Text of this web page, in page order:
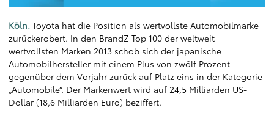
Köln. Toyota hat die Position als wertvollste Automobilmarke
zurückerobert. In den BrandZ Top 100 der weltweit
wertvollsten Marken 2013 schob sich der japanische
Automobilhersteller mit einem Plus von zwölf Prozent
gegenüber dem Vorjahr zurück auf Platz eins in der Kategorie
„Automobile“. Der Markenwert wird auf 24,5 Milliarden US-
Dollar (18,6 Milliarden Euro) beziffert.